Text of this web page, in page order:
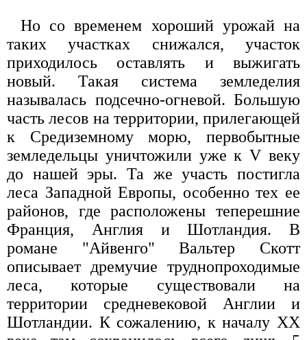
Но со временем хороший урожай на
таких участках снижался, участок
приходилось оставлять и выжигать
новый. Такая система земледелия
называлась подсечно-огневой. Большую
часть лесов на территории, прилегающей
к Средиземному морю, первобытные
земледельцы уничтожили уже к V веку
до нашей эры. Та же участь постигла
леса Западной Европы, особенно тех ее
районов, где расположены теперешние
Франция, Англия и Шотландия. В
романе "Айвенго" Вальтер Скотт
описывает дремучие труднопроходимые
леса, которые существовали на
территории средневековой Англии и
Шотландии. К сожалению, к началу XX